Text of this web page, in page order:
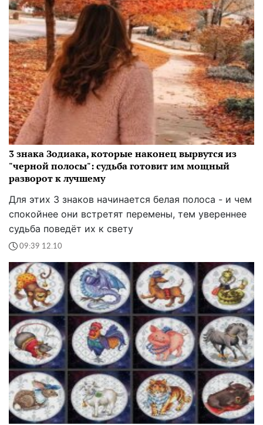
3 знака Зодиака, которые наконец вырвутся из
"черной полосы": судьба готовит им мощный
разворот к лучшему
Для этих 3 знаков начинается белая полоса - и чем
спокойнее они встретят перемены, тем увереннее
судьба поведёт их к свету
09:39 12.10